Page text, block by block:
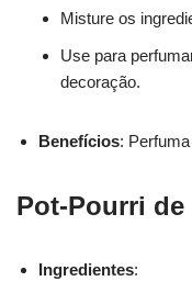
Misture os
Use para
decoração.
Benefícios:
Pot-Pourri
Ingredientes: